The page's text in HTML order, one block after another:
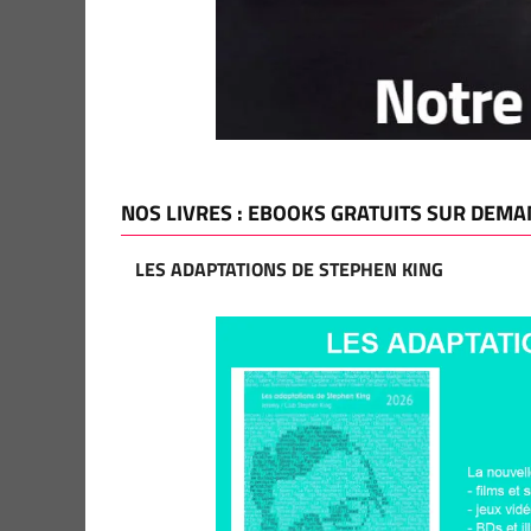
NOS LIVRES : EBOOKS GRATUITS SUR
LES ADAPTATIONS DE STEPHEN KING